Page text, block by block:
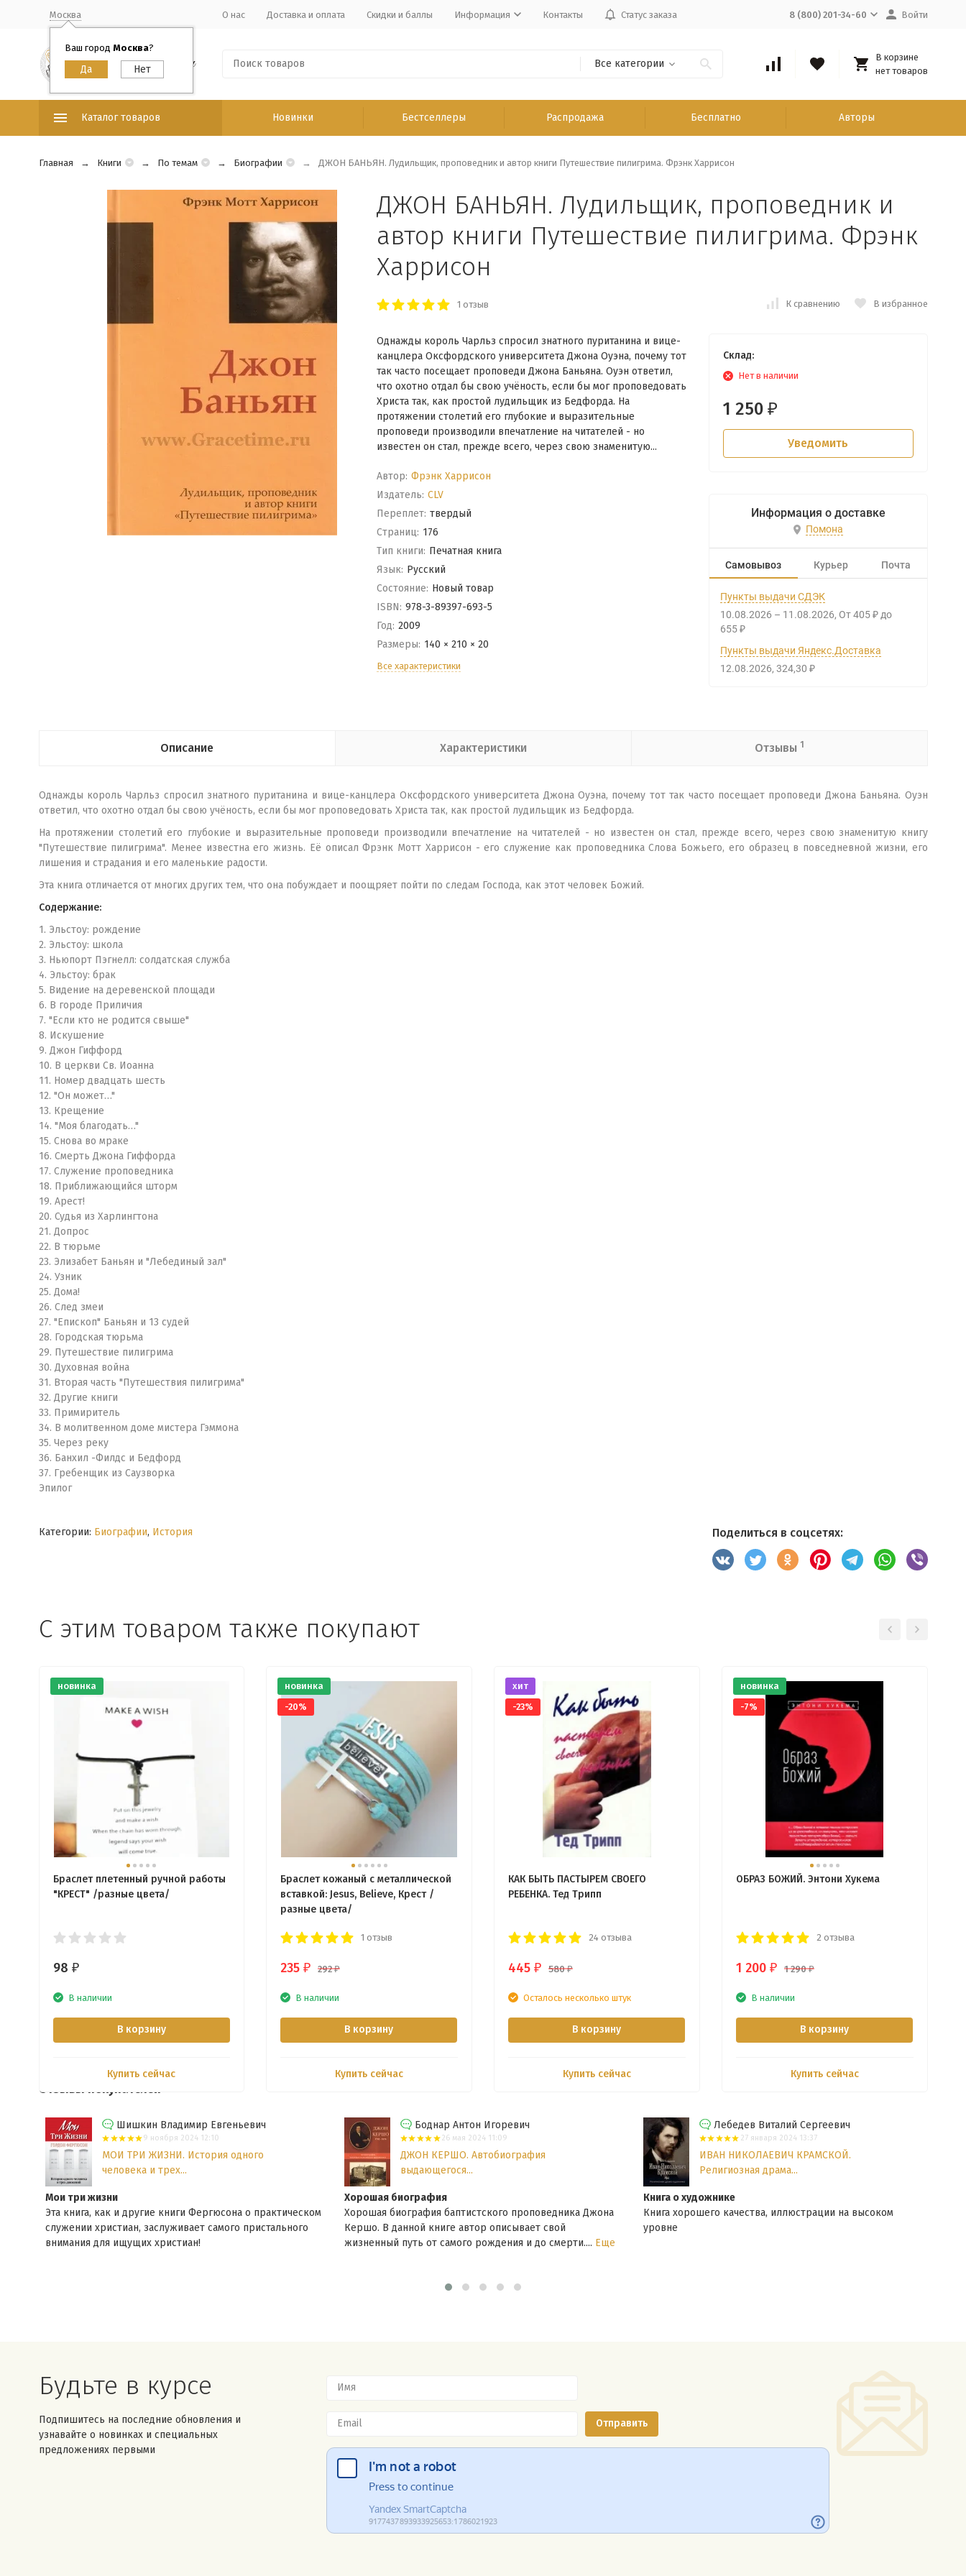
Москва
Ваш город Москва?
О нас Доставка и оплата Скидки и баллы Информация Контакты Статус заказа 8 (800) 201-34-60 Войти
Все категории
В корзине
нет товаров
Каталог товаров Новинки Бестселлеры Распродажа Бесплатно Авторы
Главная Книги По темам Биографии ДЖОН БАНЬЯН. Лудильщик, проповедник и автор книги Путешествие пилигрима. Фрэнк Харрисон
ДЖОН БАНЬЯН. Лудильщик, проповедник и
автор книги Путешествие пилигрима. Фрэнк
Харрисон
1 отзыв К сравнению В избранное
Однажды король Чарльз спросил знатного пуританина и вице-
канцлера Оксфордского университета Джона Оуэна, почему тот
так часто посещает проповеди Джона Баньяна. Оуэн ответил,
что охотно отдал бы свою учёность, если бы мог проповедовать
Христа так, как простой лудильщик из Бедфорда. На
протяжении столетий его глубокие и выразительные
проповеди производили впечатление на читателей - но
известен он стал, прежде всего, через свою знаменитую...
Автор: Фрэнк Харрисон
Издатель: CLV
Переплет: твердый
Cтраниц: 176
Тип книги: Печатная книга
Язык: Русский
Состояние: Новый товар
ISBN: 978-3-89397-693-5
Год: 2009
Размеры: 140 × 210 × 20
Все характеристики
Склад:
Нет в наличии
1 250 ₽
Уведомить
Информация о доставке
Помона
Самовывоз Курьер Почта
Пункты выдачи СДЭК
10.08.2026 – 11.08.2026 От 405 ₽ до
655 ₽
Пункты выдачи Яндекс.Доставка
12.08.2026 324,30 ₽
Описание Характеристики Отзывы 1
Однажды король Чарльз спросил знатного пуританина и вице-канцлера Оксфордского университета Джона Оуэна, почему тот так часто посещает проповеди Джона Баньяна. Оуэн
ответил, что охотно отдал бы свою учёность, если бы мог проповедовать Христа так, как простой лудильщик из Бедфорда.
На протяжении столетий его глубокие и выразительные проповеди производили впечатление на читателей - но известен он стал, прежде всего, через свою знаменитую книгу
"Путешествие пилигрима". Менее известна его жизнь. Её описал Фрэнк Мотт Харрисон - его служение как проповедника Слова Божьего, его образец в повседневной жизни, его
лишения и страдания и его маленькие радости.
Эта книга отличается от многих других тем, что она побуждает и поощряет пойти по следам Господа, как этот человек Божий.
Содержание:
1. Эльстоу: рождение
2. Эльстоу: школа
3. Ньюпорт Пэгнелл: солдатская служба
4. Эльстоу: брак
5. Видение на деревенской площади
6. В городе Приличия
7. "Если кто не родится свыше"
8. Искушение
9. Джон Гиффорд
10. В церкви Св. Иоанна
11. Номер двадцать шесть
12. "Он может…"
13. Крещение
14. "Моя благодать…"
15. Снова во мраке
16. Смерть Джона Гиффорда
17. Служение проповедника
18. Приближающийся шторм
19. Арест!
20. Судья из Харлингтона
21. Допрос
22. В тюрьме
23. Элизабет Баньян и "Лебединый зал"
24. Узник
25. Дома!
26. След змеи
27. "Епископ" Баньян и 13 судей
28. Городская тюрьма
29. Путешествие пилигрима
30. Духовная война
31. Вторая часть "Путешествия пилигрима"
32. Другие книги
33. Примиритель
34. В молитвенном доме мистера Гэммона
35. Через реку
36. Банхил -Филдс и Бедфорд
37. Гребенщик из Саузворка
Эпилог
Категории: Биографии, История Поделиться в соцсетях:
С этим товаром также покупают
новинка
Браслет плетенный ручной работы
"КРЕСТ" /разные цвета/
98 ₽
В наличии
В корзину
Купить сейчас
новинка
-20%
Браслет кожаный с металлической
вставкой: Jesus, Believe, Крест /
разные цвета/
1 отзыв
235₽ 292₽
В наличии
В корзину
Купить сейчас
хит
-23%
КАК БЫТЬ ПАСТЫРЕМ СВОЕГО
РЕБЕНКА. Тед Трипп
24 отзыва
445 ₽ 580₽
Осталось несколько штук
В корзину
Купить сейчас
новинка
-7%
ОБРАЗ БОЖИЙ. Энтони Хукема
2 отзыва
1 200 ₽ 1 290₽
В наличии
В корзину
Купить сейчас
Отзывы покупателей
Шишкин Владимир Евгеньевич
9 ноября 2024 12:10
МОИ ТРИ ЖИЗНИ. История одного
человека и трех...
Мои три жизни
Эта книга, как и другие книги Фергюсона о практическом
служении христиан, заслуживает самого пристального
внимания для ищущих христиан!
Боднар Антон Игоревич
26 мая 2024 11:09
ДЖОН КЕРШО. Автобиография
выдающегося...
Хорошая биография
Хорошая биография баптистского проповедника Джона
Кершо. В данной книге автор описывает свой
жизненный путь от самого рождения и до смерти.... Еще
Лебедев Виталий Сергеевич
27 января 2024 13:37
ИВАН НИКОЛАЕВИЧ КРАМСКОЙ.
Религиозная драма...
Книга о художнике
Книга хорошего качества, иллюстрации на высоком
уровне
Будьте в курсе
Подпишитесь на последние обновления и
узнавайте о новинках и специальных
предложениях первыми